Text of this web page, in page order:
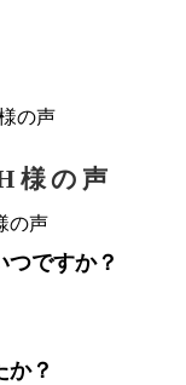
の声
様の声
つですか？
か？